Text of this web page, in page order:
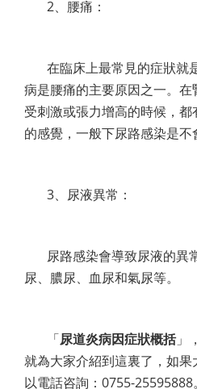
2、腰痛：
在臨床上最常見的症狀就
病是腰痛的主要原因之一。
受刺激或張力增高的時候，
的感覺，一般下尿路感染是不
3、尿液異常：
尿路感染會導致尿液的異
尿、膿尿、血尿和氣尿等。
「尿道炎病因症狀概括」，
就為大家介紹到這裏了，如
以電話咨詢：0755-25595888。